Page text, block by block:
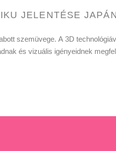
JELENTÉSE
szemüvege. A 3D
és vizuális igényeidnek